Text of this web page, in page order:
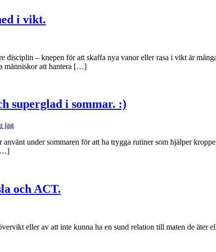
i vikt.
disciplin – knepen för att skaffa nya vanor eller rasa i vikt är
människor att hantera […]
superglad i sommar. :)
jag
under sommaren för att ha trygga rutiner som hjälper
[…]
och ACT.
eller av att inte kunna ha en sund relation till maten de äter